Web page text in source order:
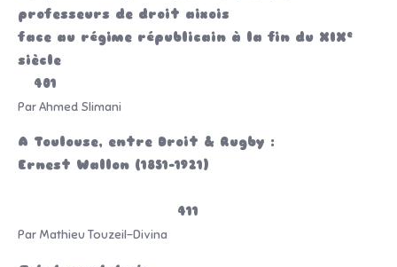
professeurs de droit aixois
face au régime républicain à la fin du XIXe
siècle
401
Par Ahmed Slimani
A Toulouse, entre Droit & Rugby :
Ernest Wallon (1851-1921)
411
Par Mathieu Touzeil-Divina